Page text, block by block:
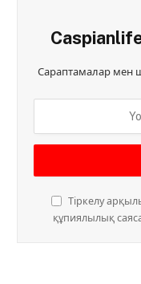
Сараптамалар мен
Тіркелу
құпиялылық